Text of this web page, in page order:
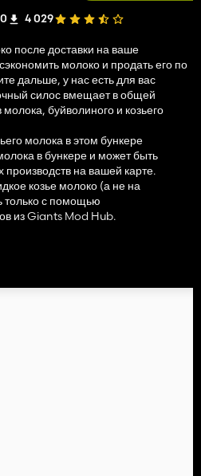
4 029
после доставки на ваше
молоко и продать его по
дальше, у нас есть для вас
силос вмещает в общей
буйволиного и козьего
молока в этом бункере
в бункере и может быть
на вашей карте.
козье молоко (а не на
только с помощью
из Giants Mod Hub.
промышленность.